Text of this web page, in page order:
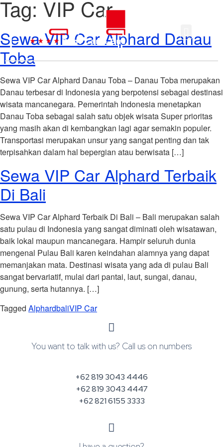
Tag: VIP Car
Sewa VIP Car Alphard Danau
Toba
Sewa VIP Car Alphard Danau Toba – Danau Toba merupakan
Danau terbesar di Indonesia yang berpotensi sebagai destinasi
wisata mancanegara. Pemerintah Indonesia menetapkan
Danau Toba sebagai salah satu objek wisata Super prioritas
yang masih akan di kembangkan lagi agar semakin populer.
Transportasi merupakan unsur yang sangat penting dan tak
terpisahkan dalam hal bepergian atau berwisata […]
Sewa VIP Car Alphard Terbaik
Di Bali
Sewa VIP Car Alphard Terbaik Di Bali – Bali merupakan salah
satu pulau di Indonesia yang sangat diminati oleh wisatawan,
baik lokal maupun mancanegara. Hampir seluruh dunia
mengenal Pulau Bali karen keindahan alamnya yang dapat
memanjakan mata. Destinasi wisata yang ada di pulau Bali
sangat bervariatif, mulai dari pantai, laut, sungai, danau,
gunung, serta hutannya. […]
Tagged AlphardbaliVIP Car
You want to talk with us? Call us on numbers
+62 819 3043 4446
+62 819 3043 4447
+62 821 6155 3333